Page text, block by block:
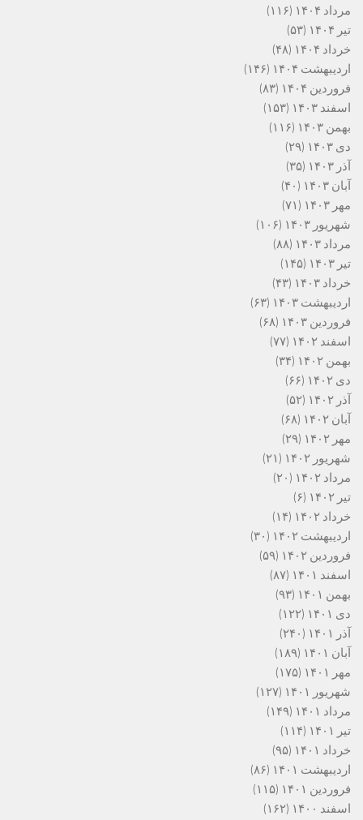
مرداد ۱۴۰۴
(۱۱۶)
تیر ۱۴۰۴
(۵۳)
خرداد ۱۴۰۴
(۴۸)
اردیبهشت ۱۴۰۴
(۱۴۶)
فروردین ۱۴۰۴
(۸۳)
اسفند ۱۴۰۳
(۱۵۳)
بهمن ۱۴۰۳
(۱۱۶)
دی ۱۴۰۳
(۲۹)
آذر ۱۴۰۳
(۳۵)
آبان ۱۴۰۳
(۴۰)
مهر ۱۴۰۳
(۷۱)
شهریور ۱۴۰۳
(۱۰۶)
مرداد ۱۴۰۳
(۸۸)
تیر ۱۴۰۳
(۱۴۵)
خرداد ۱۴۰۳
(۴۳)
اردیبهشت ۱۴۰۳
(۶۳)
فروردین ۱۴۰۳
(۶۸)
اسفند ۱۴۰۲
(۷۷)
بهمن ۱۴۰۲
(۳۴)
دی ۱۴۰۲
(۶۶)
آذر ۱۴۰۲
(۵۲)
آبان ۱۴۰۲
(۶۸)
مهر ۱۴۰۲
(۲۹)
شهریور ۱۴۰۲
(۲۱)
مرداد ۱۴۰۲
(۲۰)
تیر ۱۴۰۲
(۶)
خرداد ۱۴۰۲
(۱۴)
اردیبهشت ۱۴۰۲
(۳۰)
فروردین ۱۴۰۲
(۵۹)
اسفند ۱۴۰۱
(۸۷)
بهمن ۱۴۰۱
(۹۳)
دی ۱۴۰۱
(۱۲۲)
آذر ۱۴۰۱
(۲۴۰)
آبان ۱۴۰۱
(۱۸۹)
مهر ۱۴۰۱
(۱۷۵)
شهریور ۱۴۰۱
(۱۲۷)
مرداد ۱۴۰۱
(۱۴۹)
تیر ۱۴۰۱
(۱۱۴)
خرداد ۱۴۰۱
(۹۵)
اردیبهشت ۱۴۰۱
(۸۶)
فروردین ۱۴۰۱
(۱۱۵)
اسفند ۱۴۰۰
(۱۶۲)